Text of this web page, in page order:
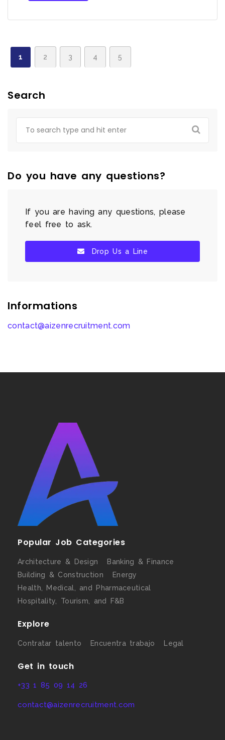
1 2 3 4 5
Search
Do you have any questions?
If you are having any questions, please
feel free to ask.
Drop Us a Line
Informations
contact@aizenrecruitment.com
Popular Job Categories
Architecture & Design
Banking & Finance
Building & Construction
Energy
Health, Medical, and Pharmaceutical
Hospitality, Tourism, and F&B
Explore
Contratar talento Encuentra trabajo Legal
Get in touch
+33 1 85 09 14 26
contact@aizenrecruitment.com